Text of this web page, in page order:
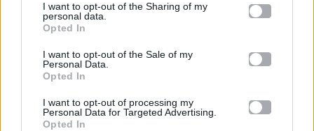
disclose it to other third parties.
Please note that this website/app uses one or more Google
services and may gather and store information including but
not limited to your visit or usage behaviour. You may click to
grant or deny consent to Google and its third-party tags to
consent section.
I want to opt-out of the Sharing of my
personal data.
Opted In
I want to opt-out of the Sale of my
Personal Data.
Opted In
I want to opt-out of processing my
Personal Data for Targeted Advertising.
Opted In
Televisione
Programmi TV
Amici